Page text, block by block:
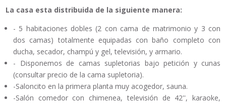
La casa esta distribuida de la siguiente manera:
- 5 habitaciones dobles (2 con cama de matrimonio y 3 con
dos camas) totalmente equipadas con baño completo con
ducha, secador, champú y gel, televisión, y armario.
- Disponemos de camas supletorias bajo petición y cunas
(consultar precio de la cama supletoria).
-Saloncito en la primera planta muy acogedor, sauna.
-Salón comedor con chimenea, televisión de 42'', karaoke,